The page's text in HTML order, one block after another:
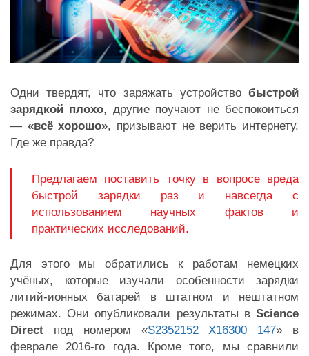
Одни твердят, что заряжать устройство быстрой
зарядкой плохо, другие поучают не беспокоиться
— «всё хорошо», призывают не верить интернету.
Где же правда?
Предлагаем поставить точку в вопросе вреда
быстрой зарядки раз и навсегда с
использованием научных фактов и
практических исследований.
Для этого мы обратились к работам немецких
учёных, которые изучали особенности зарядки
литий-ионных батарей в штатном и нештатном
режимах. Они опубликовали результаты в Science
Direct под номером «S2352152 X16300 147» в
феврале 2016-го года. Кроме того, мы сравнили